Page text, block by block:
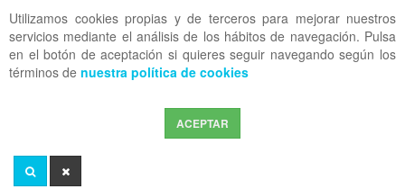
Utilizamos cookies propias y de terceros para mejorar nuestros
servicios mediante el análisis de los hábitos de navegación. Pulsa
en el botón de aceptación si quieres seguir navegando según los
términos de nuestra política de cookies
ACEPTAR
OFF CANVAS
del
títuloBUSCAR